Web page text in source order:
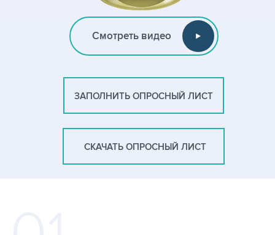
ЗАПОЛНИТЬ ОПРОСНЫЙ ЛИСТ
СКАЧАТЬ ОПРОСНЫЙ ЛИСТ
Смотреть видео